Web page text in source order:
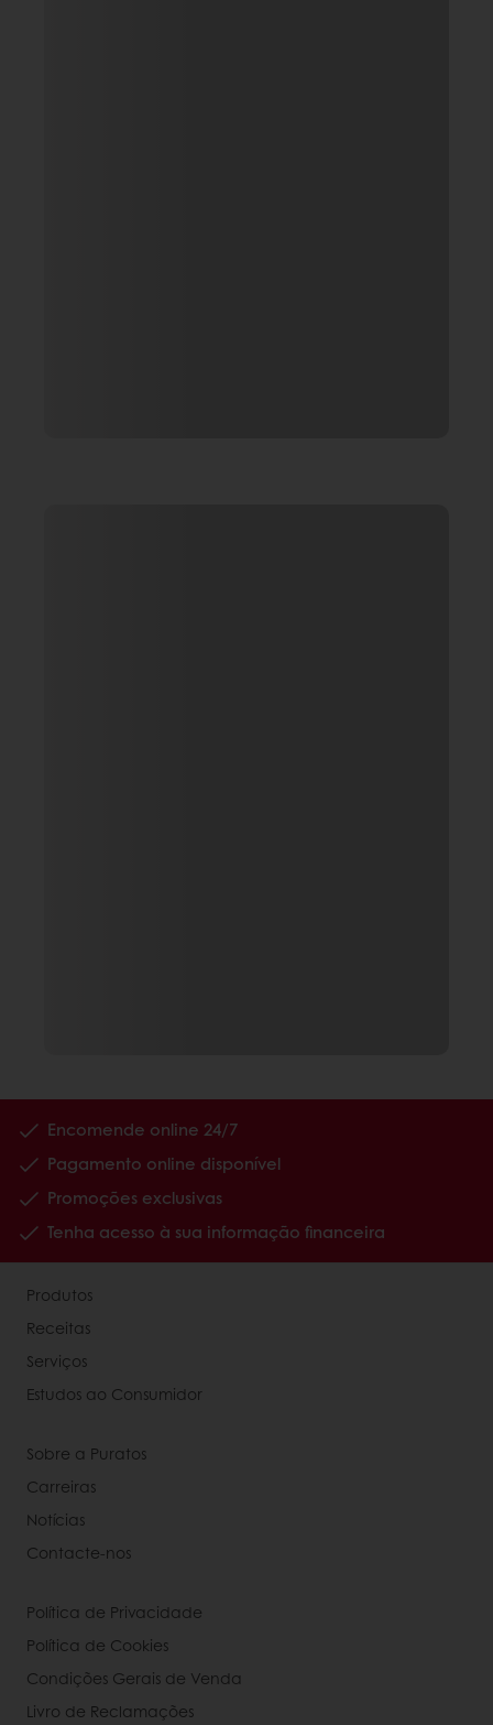
Encomende online 24/7
Pagamento online disponível
Promoções exclusivas
Tenha acesso à sua informação financeira
Produtos
Receitas
Serviços
Estudos ao Consumidor
Sobre a Puratos
Carreiras
Notícias
Contacte-nos
Política de Privacidade
Política de Cookies
Condições Gerais de Venda
Livro de Reclamações